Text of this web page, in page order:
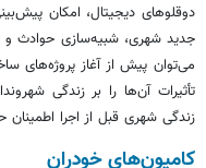
دوقلوهای دیجیتال، امکان
جدید شهری، شبیه‌سازی حوادث و
می‌توان پیش از آغاز پروژه‌های
تأثیرات آن‌ها را بر زندگی
زندگی شهری قبل از اجرا اطمینان
کامیون‌هایخودران